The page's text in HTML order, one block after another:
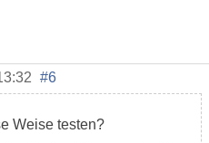
#6
Weise testen?